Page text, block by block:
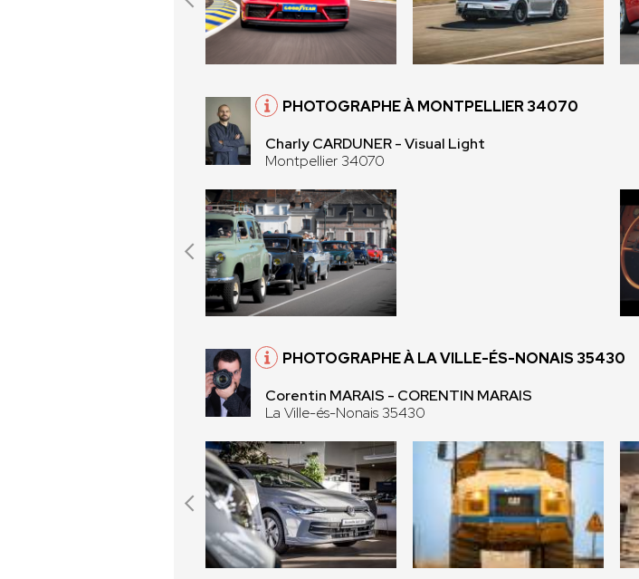
PHOTOGRAPHE À MONTPELLIER 34070
Charly CARDUNER - Visual Light
Montpellier 34070
PHOTOGRAPHE À LA VILLE-ÉS-NONAIS 35430
Corentin MARAIS - CORENTIN MARAIS
La Ville-és-Nonais 35430